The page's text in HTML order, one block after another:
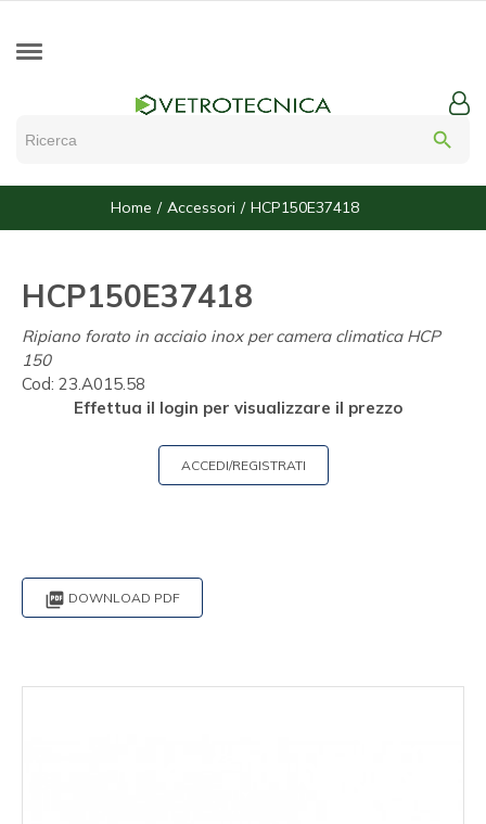
search
Home Accessori HCP150E37418
HCP150E37418
Ripiano forato in acciaio inox per camera climatica HCP
150
Cod: 23.A015.58
Effettua il login per visualizzare il prezzo
ACCEDI/REGISTRATI
 DOWNLOAD PDF